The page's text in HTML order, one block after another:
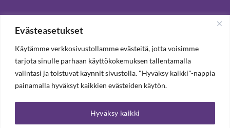
Evästeasetukset
Käytämme verkkosivustollamme evästeitä, jotta voisimme
tarjota sinulle parhaan käyttökokemuksen tallentamalla
valintasi ja toistuvat käynnit sivustolla. "Hyväksy kaikki"-nappia
painamalla hyväksyt kaikkien evästeiden käytön.
Hyväksy kaikki
Suljettu pysyvästi 19.7.2025 alkaen
TILAA UUTISKIRJE, SAAT 20% ALENNUKSEN
TILAA UUTISKIRJEEMME